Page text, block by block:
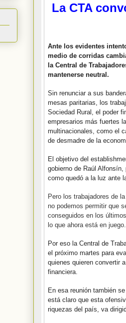
La CTA
Ante los evidentes
medio de corridas
la Central de
mantenerse neutral.
Sin renunciar a sus
mesas paritarias, los
Sociedad Rural, el poder
empresarios más fuertes
multinacionales, como el
de desmadre de la
El objetivo del
gobierno de Raúl
como quedó a la luz ante
Pero los trabajadores de
no podemos permitir que
conseguidos en los
lo que ahora está en juego.
Por eso la Central de
el próximo martes para
quienes quieren convertir
financiera.
En esa reunión también
está claro que esta
riquezas del país, va